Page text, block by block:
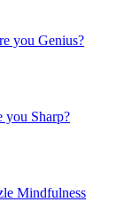
you Genius?
you Sharp?
Mindfulness